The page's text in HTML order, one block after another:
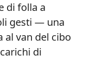
di folla a
gesti — una
al van del cibo
di